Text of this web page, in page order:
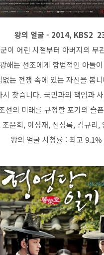
왕의 얼굴 - 2014, KBS2
이 어린 시절부터 아버지의 무
해는 선조에게 합법적인 아들
는 전쟁 속에 있는 자신을 봅
찾습니다. 국민과의 책임과
선의 미래를 규정할 포기의 슬
윤희, 이성재, 신성록, 김규리
왕의 얼굴 시청률 : 최고